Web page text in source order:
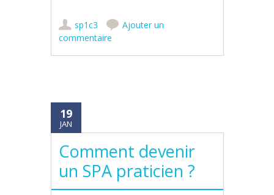
sp1c3
Ajouter un
commentaire
19
JAN
Comment devenir
un SPA praticien ?